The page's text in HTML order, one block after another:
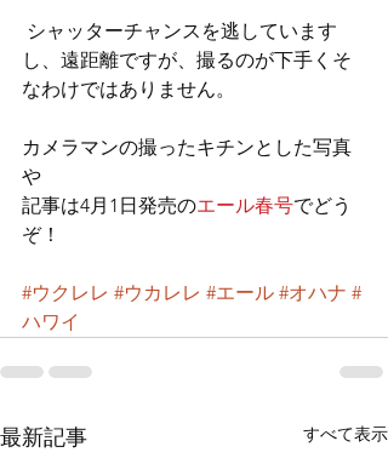
し、遠距離ですが、撮るのが下手くそ
なわけではありません。
カメラマンの撮ったキチンとした写真
や
記事は4月1日発売のエール春号でどう
ぞ！
#ウクレレ #ウカレレ #エール #オハナ #
ハワイ
最新記事 すべて表示